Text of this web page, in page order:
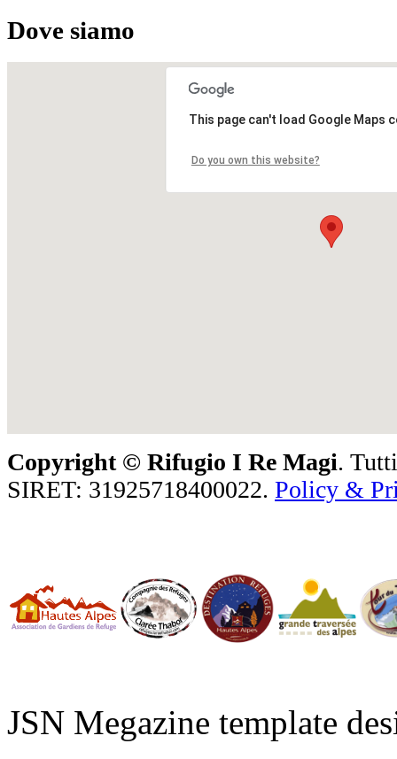
Dove siamo
This page can't load Google Maps
Do you own this website?
Copyright © Rifugio I Re Magi.
SIRET: 31925718400022. Policy &
JSN Megazine template